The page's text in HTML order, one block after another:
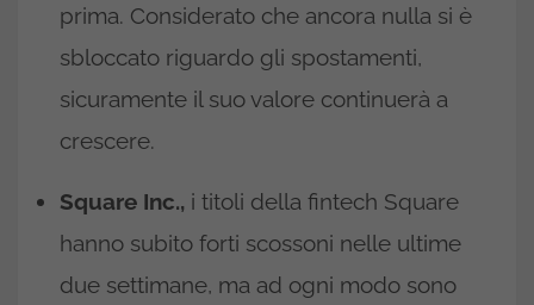
prima. Considerato che ancora nulla si è
sbloccato riguardo gli spostamenti,
sicuramente il suo valore continuerà a
crescere.
Square Inc., i titoli della fintech Square
hanno subito forti scossoni nelle ultime
due settimane, ma ad ogni modo sono